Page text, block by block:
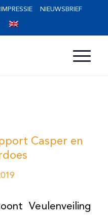
NIEUWSBRIEF
Casper en
Veulenveiling